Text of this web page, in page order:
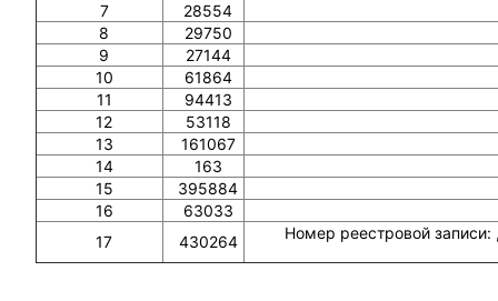
7
28554
8
29750
9
27144
10
61864
11
94413
12
53118
13
161067
14
163
15
395884
16
63033
17
430264 Номер реестровой